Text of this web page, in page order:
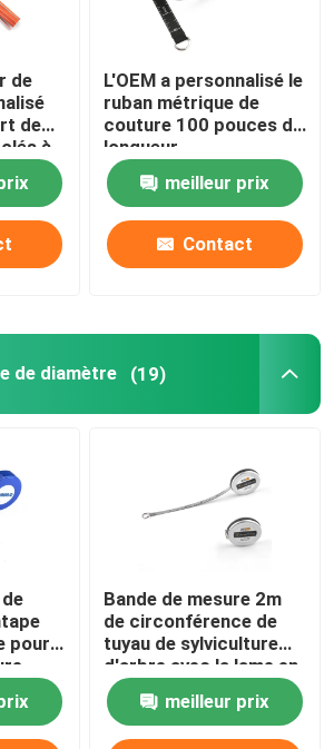
d'habillement
de laser
de couture personnalisé
de diamètre
escamotable de corps
du corps
de
de
à
L'OEM a personnalisé le
ruban métrique de
couture 100 pouces de
longueur
supplémentaire pour
des projets de tissu
meilleur prix
Contact
de diamètre (19)
pour
Bande de mesure 2m
de circonférence de
tuyau de sylviculture
d'arbre avec la lame en
métal de boîtier en
acier inoxydable
meilleur prix